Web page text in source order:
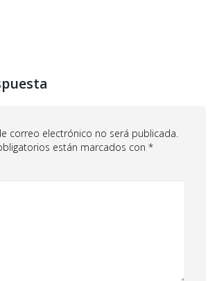
correo electrónico no será publicada.
están marcados con *